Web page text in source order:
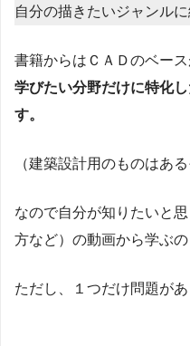
自分の描きたいジャンルに
書籍からはＣＡＤのベー
学びたい分野だけに特化
す。
（建築設計用のものはあ
なので自分が知りたいと
方など）の動画から学ぶの
ただし、１つだけ問題があ